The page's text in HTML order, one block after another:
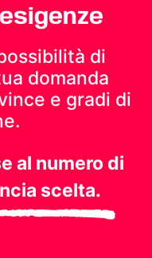
di
domanda
e gradi di
al numero di
scelta.